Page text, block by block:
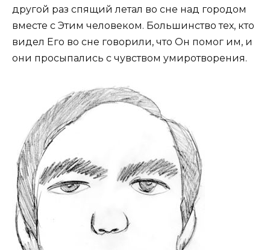
другой раз спящий летал во сне над городом
вместе с Этим человеком. Большинство тех, кто
видел Его во сне говорили, что Он помог им, и
они просыпались с чувством умиротворения.